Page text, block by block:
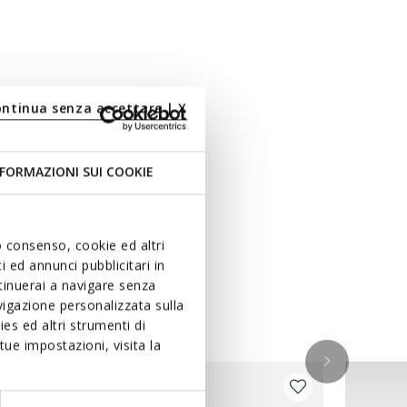
SUI COOKIE
cookie ed altri
ed annunci pubblicitari in
a navigare senza
personalizzata sulla
ed altri strumenti di
impostazioni, visita la
senza accettare | X